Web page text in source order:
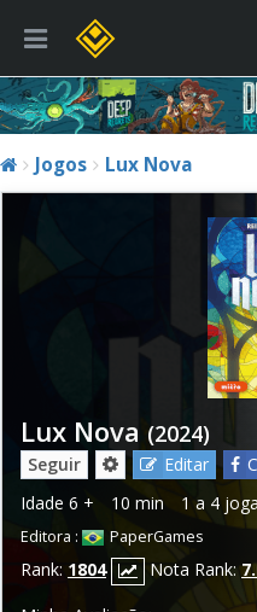
Jogos Lux Nova
Lux Nova (2024)
Seguir Editar
Idade 6 + 10 min 1 a 4
Editora : PaperGames
Rank: 1804 Nota Rank: